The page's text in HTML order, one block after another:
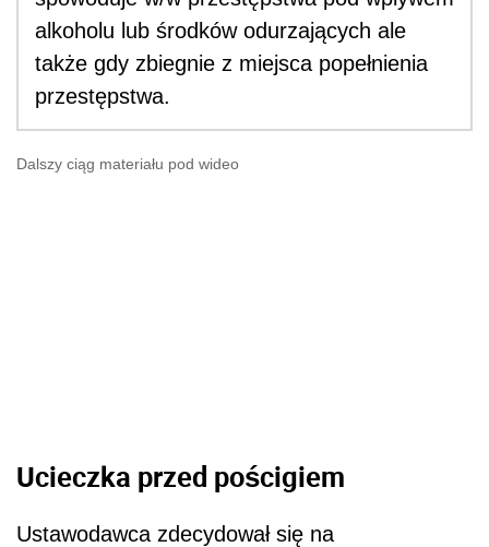
alkoholu lub środków odurzających ale
także gdy zbiegnie z miejsca popełnienia
przestępstwa.
Dalszy ciąg materiału pod wideo
Ucieczka przed pościgiem
Ustawodawca zdecydował się na